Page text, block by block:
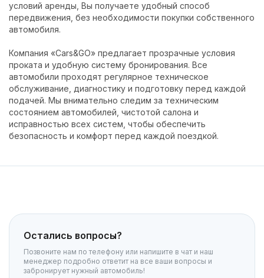
условий аренды, Вы получаете удобный способ
передвижения, без необходимости покупки собственного
автомобиля.
Компания «Cars&GO» предлагает прозрачные условия
проката и удобную систему бронирования. Все
автомобили проходят регулярное техническое
обслуживание, диагностику и подготовку перед каждой
подачей. Мы внимательно следим за техническим
состоянием автомобилей, чистотой салона и
исправностью всех систем, чтобы обеспечить
безопасность и комфорт перед каждой поездкой.
Остались вопросы?
Позвоните нам по телефону или напишите в чат и наш
менеджер подробно ответит на все ваши вопросы и
забронирует нужный автомобиль!